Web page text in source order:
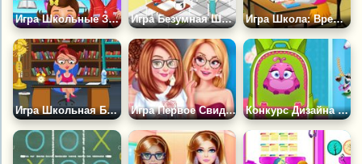
Игра Школьные Заботы Учителя Игра Безумная Школа Игра Школа: Время Лениться
Игра Школьная Библиотека Игра Первое Свидание в Старшей Школе Конкурс Дизайна Школьных Сумок